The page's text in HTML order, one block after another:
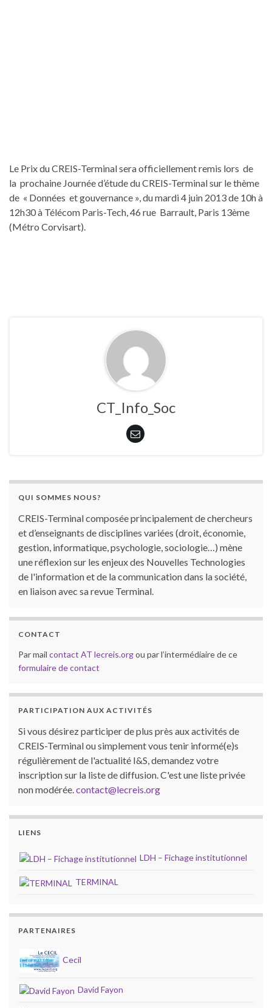
Le Prix du CREIS-Terminal sera officiellement remis lors de
la prochaine Journée d’étude du CREIS-Terminal sur le thème
de « Données et gouvernance », du mardi 4 juin 2013 de 10h à
12h30 à Télécom Paris-Tech, 46 rue Barrault, Paris 13ème
(Métro Corvisart).
CT_Info_Soc
QUI SOMMES NOUS?
CREIS-Terminal composée principalement de chercheurs
et d’enseignants de disciplines variées (droit, économie,
gestion, informatique, psychologie, sociologie…) mène
une réflexion sur les enjeux des Nouvelles Technologies
de l'information et de la communication dans la société,
en liaison avec sa revue Terminal.
CONTACT
Par mail contact AT lecreis.orgou par l’intermédiaire de ce
formulaire de contact
PARTICIPATION AUX ACTIVITÉS
Si vous désirez participer de plus près aux activités de
CREIS-Terminal ou simplement vous tenir informé(e)s
régulièrement de l'actualité I&S, demandez votre
inscription sur la liste de diffusion. C'est une liste privée
non modérée.contact@lecreis.org
LIENS
LDH – Fichage institutionnel
TERMINAL
PARTENAIRES
Cecil
David Fayon